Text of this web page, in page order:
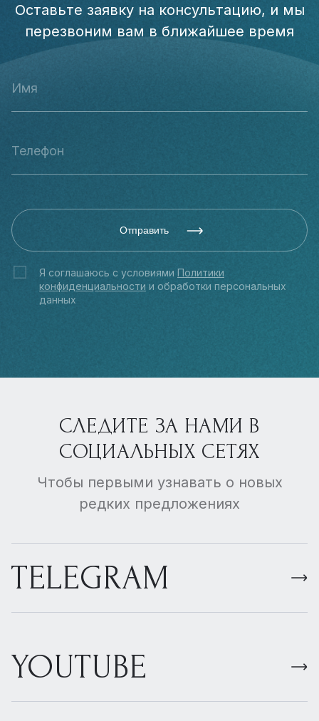
Оставьте заявку на консультацию, и мы
перезвоним вам в ближайшее время
Отправить
Я соглашаюсь с условиями Политики
конфиденциальности и обработки персональных
данных
СЛЕДИТЕ ЗА НАМИ В
СОЦИАЛЬНЫХ СЕТЯХ
Чтобы первыми узнавать о новых
редких предложениях
TELEGRAM
YOUTUBE